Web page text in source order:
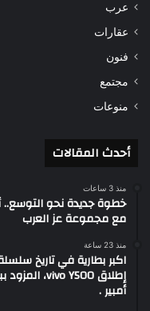
عرب
عقارات
فنون
مجتمع
منوعات
أحدث المقالات
منذ 3 ساعات
مع مجموعة عز العرب
منذ 23 ساعة
أمبير .